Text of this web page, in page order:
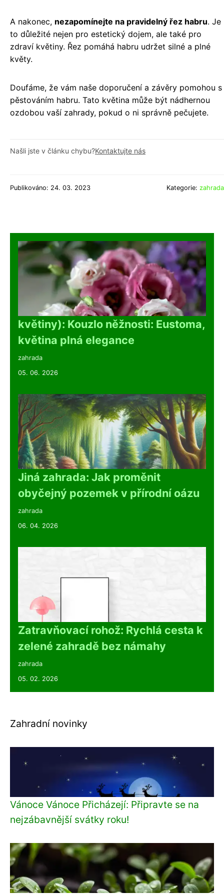
A nakonec, nezapomínejte na pravidelný řez habru. Je
to důležité nejen pro estetický dojem, ale také pro
zdraví květiny. Řez pomáhá habru udržet silné a plné
květy.
Doufáme, že vám naše doporučení a závěry pomohou s
pěstováním habru. Tato květina může být nádhernou
ozdobou vaší zahrady, pokud o ni správně pečujete.
Našli jste v článku chybu?Kontaktujte nás
Publikováno: 24. 03. 2023 Kategorie: zahrada
květiny): Kouzlo něžnosti: Eustoma,
květina plná elegance
zahrada
05. 06. 2026
Jiná zahrada: Jak proměnit
obyčejný pozemek v přírodní oázu
zahrada
06. 04. 2026
Zatravňovací rohož: Rychlá cesta k
zelené zahradě bez námahy
zahrada
05. 02. 2026
Zahradní novinky
Vánoce Vánoce Přicházejí: Připravte se na
nejzábavnější svátky roku!